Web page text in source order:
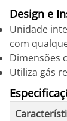
Design e
Unidade
com
Dimensões
Utiliza gás